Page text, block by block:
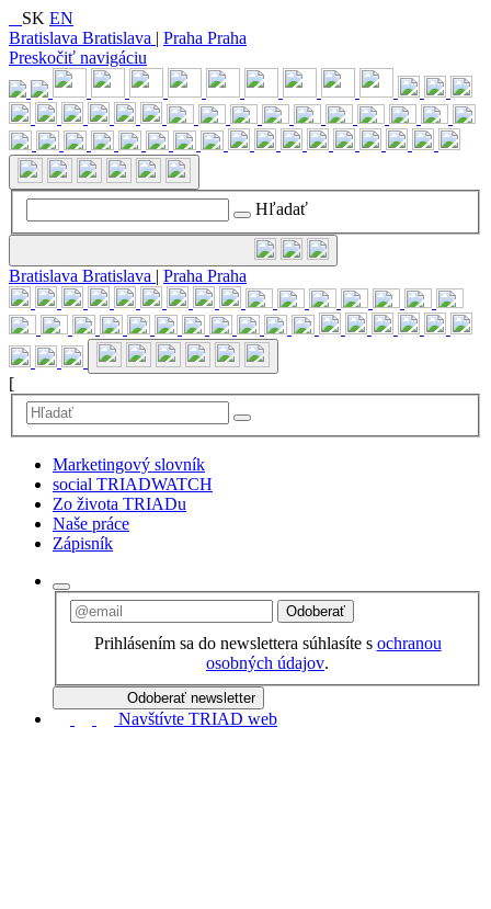
SK EN
Bratislava Bratislava | Praha Praha
Preskočiť navigáciu
Hľadať
Bratislava Bratislava | Praha Praha
[
Marketingový slovník
social TRIADWATCH
Zo života TRIADu
Naše práce
Zápisník
Odoberať
Prihlásením sa do newslettera súhlasíte s ochranou
osobných údajov.
Odoberať newsletter
Navštívte TRIAD web